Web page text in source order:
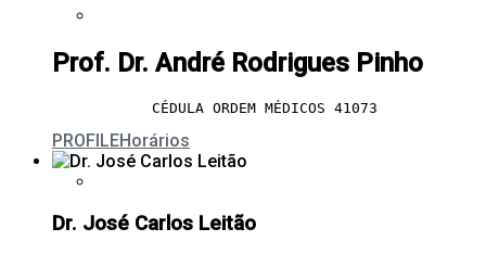
Prof. Dr. André Rodrigues Pinho
CÉDULA ORDEM MÉDICOS 41073
PROFILEHorários
Dr. José Carlos Leitão